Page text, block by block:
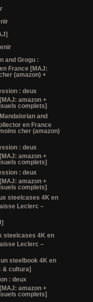
and Grogu :
France [MAJ:
(amazon) +
: deux
amazon +
complets]
and
en France
cher (amazon)
: deux
amazon +
complets]
: deux
amazon +
complets]
steelcases 4K en
Leclerc –
steelcases 4K en
Leclerc –
steelbook 4K en
& cultura]
: deux
amazon +
complets]